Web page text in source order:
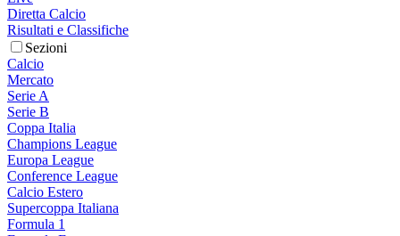
Diretta Calcio
Risultati e Classifiche
Sezioni
Calcio
Mercato
Serie A
Serie B
Coppa Italia
Champions League
Europa League
Conference League
Calcio Estero
Supercoppa Italiana
Formula 1